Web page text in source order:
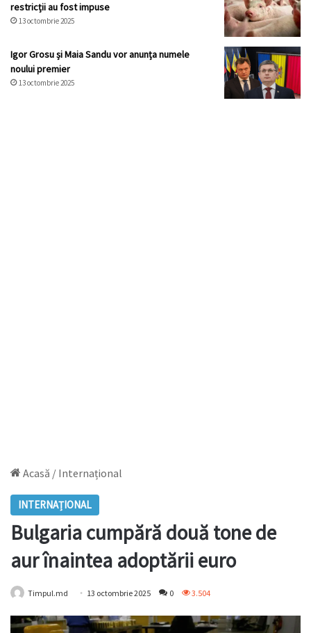
restricții au fost impuse
13 octombrie 2025
Igor Grosu și Maia Sandu vor anunța numele
noului premier
13 octombrie 2025